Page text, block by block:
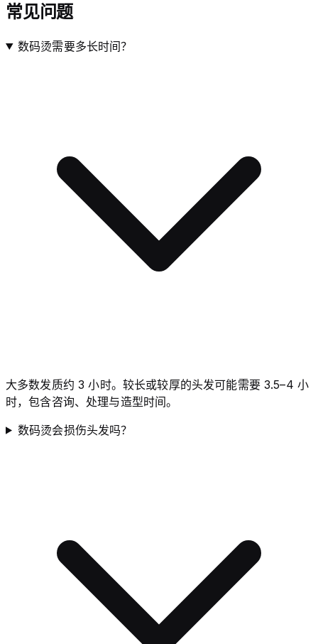
常见问题
数码烫需要多长时间？
大多数发质约 3 小时。较长或较厚的头发可能需要 3.5–4 小
时，包含咨询、处理与造型时间。
数码烫会损伤头发吗？